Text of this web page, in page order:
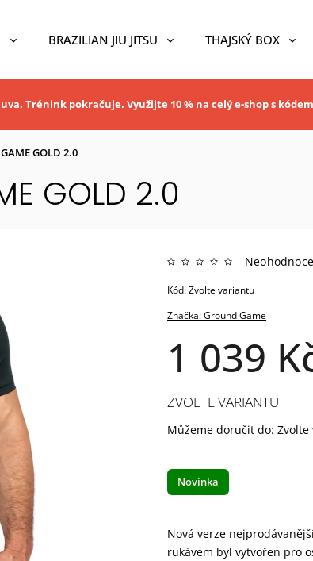
BRAZILIAN JIU JITSU THAJSKÝ BOX
Trénink pokračuje. Využijte 10 % na celý e-shop s kódem
GOLD 2.0
GOLD 2.0
Značka:Ground Game
1 039
Kód:Zvolte variantu
Novinka
Nová verze
rukávem byl vytvořen pro
ZVOLTE VARIANTU
Můžeme doručit do: